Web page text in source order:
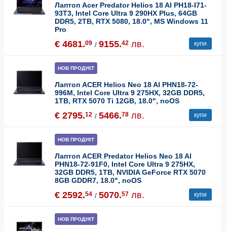
Лаптоп Acer Predator Helios 18 AI PH18-I71-
93T3, Intel Core Ultra 9 290HX Plus, 64GB
DDR5, 2TB, RTX 5080, 18.0", MS Windows 11
Pro
€ 4681.09 / 9155.42 лв. купи
НОВ ПРОДУКТ
Лаптоп ACER Helios Neo 18 AI PHN18-72-
996M, Intel Core Ultra 9 275HX, 32GB DDR5,
1TB, RTX 5070 Ti 12GB, 18.0", noOS
€ 2795.12 / 5466.78 лв. купи
НОВ ПРОДУКТ
Лаптоп ACER Predator Helios Neo 18 AI
PHN18-72-91F0, Intel Core Ultra 9 275HX,
32GB DDR5, 1TB, NVIDIA GeForce RTX 5070
8GB GDDR7, 18.0", noOS
€ 2592.54 / 5070.57 лв. купи
НОВ ПРОДУКТ